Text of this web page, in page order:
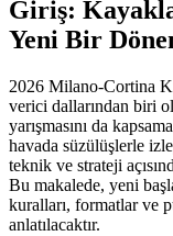
Giriş:
Yeni Bir
2026 Milano-Cortina
verici dallarından biri
yarışmasını da
havada süzülüşlerle
teknik ve strateji
Bu makalede, yeni
kuralları, formatlar ve
anlatılacaktır.